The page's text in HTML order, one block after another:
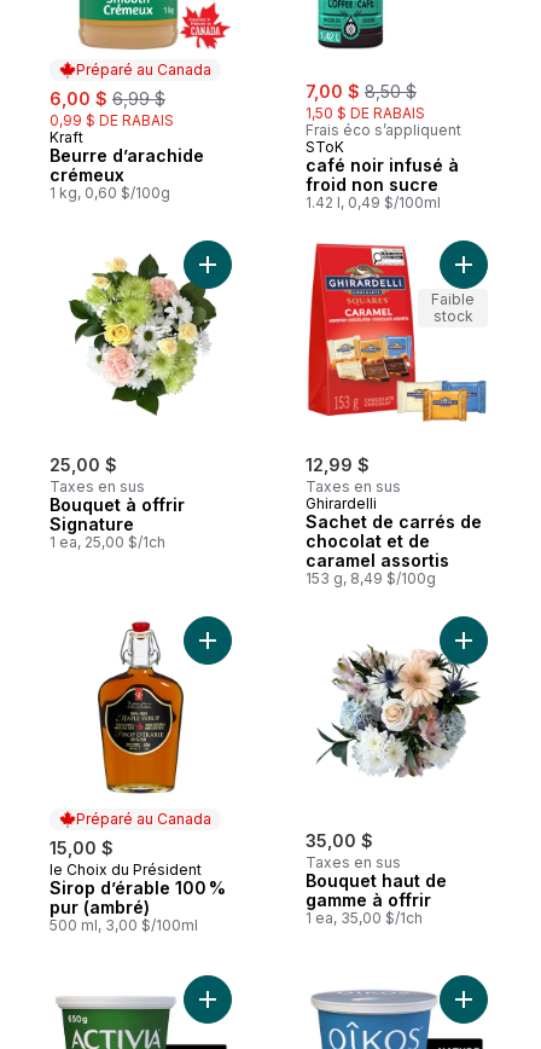
Préparé au Canada
sale:
6,00 $ , formerly:
6,99 $
0,99 $ DE RABAIS
Préparé au Canada
Kraft
Beurre d’arachide
crémeux
1 kg, 0,60 $/100g
sale:
7,00 $ , formerly:
8,50 $
1,50 $ DE RABAIS
Frais éco s’appliquent
SToK
café noir infusé à
froid non sucre
1.42 l, 0,49 $/100ml
25,00 $
Taxes en sus
Bouquet à offrir
Signature
1 ea, 25,00 $/1ch
Ajouter Bouquet à offrir Signature au
12,99 $
Taxes en sus
Ghirardelli
Sachet de carrés de
chocolat et de
caramel assortis
153 g, 8,49 $/100g
Ajouter
Faible
stock
Préparé au Canada
15,00 $
Préparé au Canada
le Choix du Président
Sirop d’érable 100 %
pur (ambré)
500 ml, 3,00 $/100ml
Ajouter Sirop d’érable 100 % pur (ambré)
35,00 $
Taxes en sus
Bouquet haut de
gamme à offrir
1 ea, 35,00 $/1ch
Ajouter
Ajouter Yogourt probiotique, saveurAjouter